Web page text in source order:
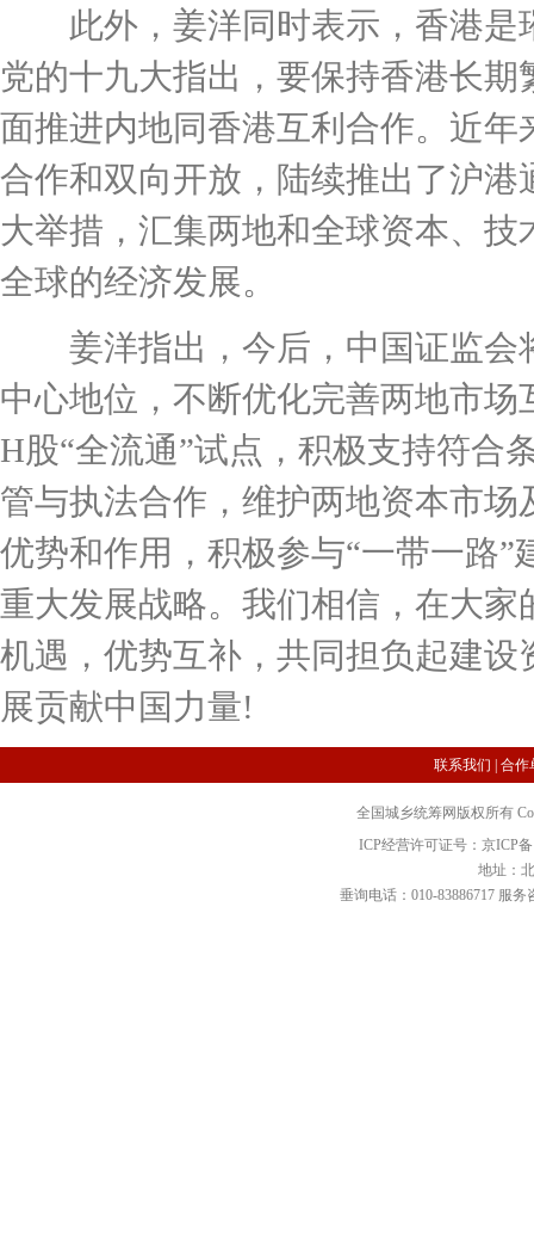
此外，姜洋同时表示，香港是
党的十九大指出，要保持香港长
面推进内地同香港互利合作。近
合作和双向开放，陆续推出了沪
大举措，汇集两地和全球资本、
全球的经济发展。
姜洋指出，今后，中国证监会
中心地位，不断优化完善两地市
H股“全流通”试点，积极支持符合
管与执法合作，维护两地资本市
优势和作用，积极参与“一带一路
重大发展战略。我们相信，在大
机遇，优势互补，共同担负起建
展贡献中国力量!
联系我们 合作
全国城乡统筹网版权所有
ICP经营许可证号：京ICP备
地址：
垂询电话：010-83886717 服务